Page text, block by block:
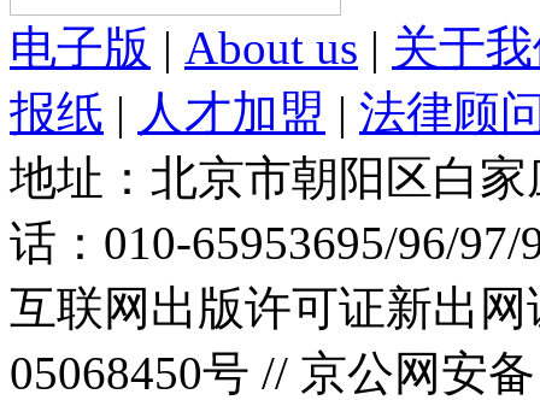
电子版 | About us | 关于
报纸 | 人才加盟 | 法律顾
地址：北京市朝阳区白
话：010-65953695/96/
互联网出版许可证新出
05068450号 // 京公网安